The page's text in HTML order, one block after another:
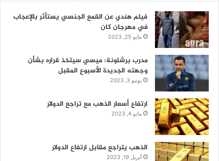
فيلم هندي عن القمع الجنسي يستأثر بالإعجاب
في مهرجان كان
مايو 25, 2023
مدرب برشلونة: ميسي سيتخذ قراره بشأن
وجهته الجديدة الأسبوع المقبل
يونيو 3, 2023
ارتفاع أسعار الذهب مع تراجع الدولار
مايو 4, 2023
الذهب يتراجع مقابل ارتفاع الدولار
أبريل 19, 2023